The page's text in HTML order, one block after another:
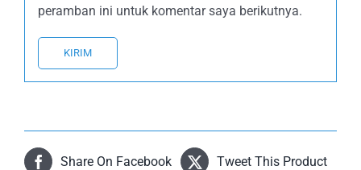
peramban ini untuk komentar saya berikutnya.
Share On Facebook Tweet This Product